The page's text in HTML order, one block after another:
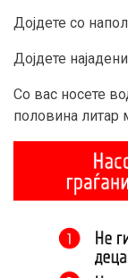
Дојдете со
Дојдете
Со вас носете
половина литар